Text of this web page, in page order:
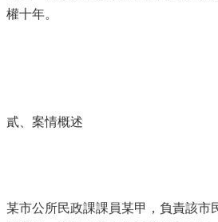
權十年。
貳、案情概述
某市公所民政課課員某甲，負責該市